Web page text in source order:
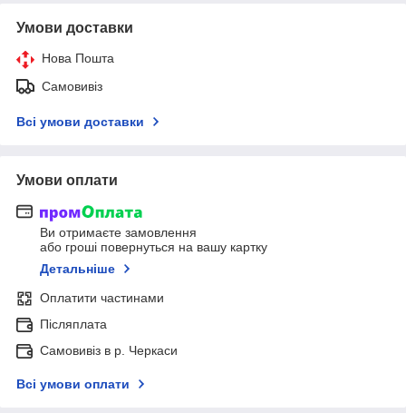
Умови доставки
Нова Пошта
Самовивіз
Всі умови доставки
Умови оплати
Ви отримаєте замовлення
або гроші повернуться на вашу картку
Детальніше
Оплатити частинами
Післяплата
Самовивіз в р. Черкаси
Всі умови оплати